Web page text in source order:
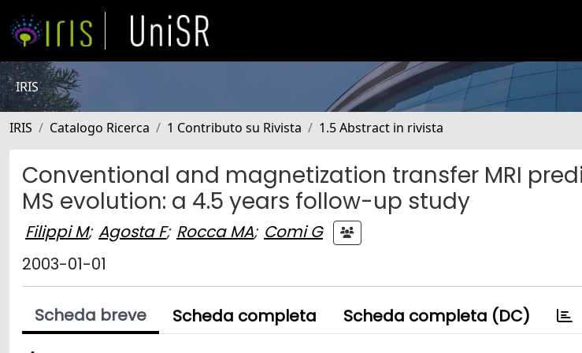
IRIS
IRIS Catalogo Ricerca 1 Contributo su Rivista 1.5 Abstract in rivista
Conventional and magnetization transfer MRI
MS evolution: a 4.5 years follow-up study
Filippi M; Agosta F; Rocca MA; Comi G
2003-01-01
Scheda breve Scheda completa Scheda completa (DC)